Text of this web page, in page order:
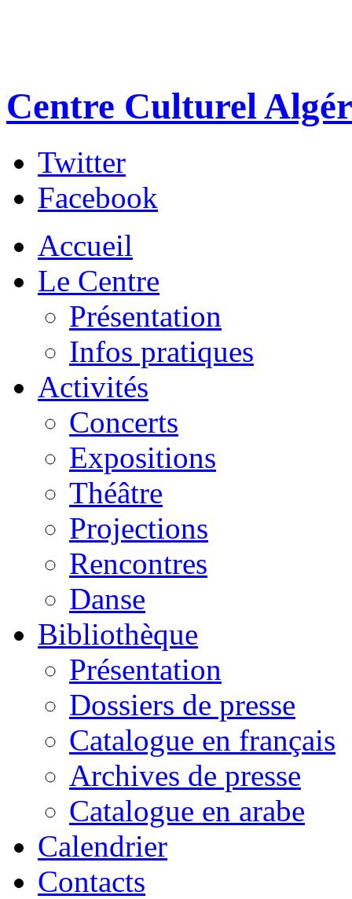
Centre Culturel
Twitter
Facebook
Accueil
Le Centre
Présentation
Infos pratiques
Activités
Concerts
Expositions
Théâtre
Projections
Rencontres
Danse
Bibliothèque
Présentation
Dossiers de presse
Catalogue en français
Archives de presse
Catalogue en arabe
Calendrier
Contacts